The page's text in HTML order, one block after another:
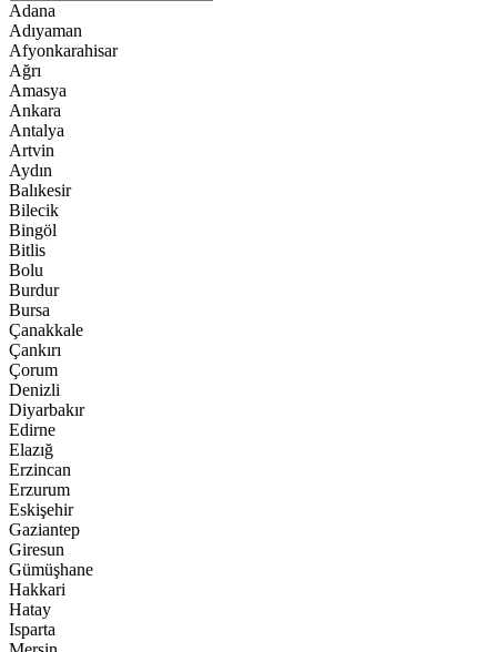
Adana
Adıyaman
Afyonkarahisar
Ağrı
Amasya
Ankara
Antalya
Artvin
Aydın
Balıkesir
Bilecik
Bingöl
Bitlis
Bolu
Burdur
Bursa
Çanakkale
Çankırı
Çorum
Denizli
Diyarbakır
Edirne
Elazığ
Erzincan
Erzurum
Eskişehir
Gaziantep
Giresun
Gümüşhane
Hakkari
Hatay
Isparta